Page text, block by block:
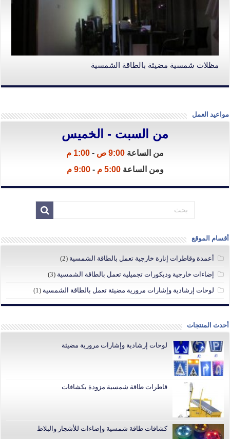
مظلات شمسية مضيئة بالطاقة الشمسية
مواعيد العمل
من السبت - الخميس
من الساعة 9:00 ص - 1:00 م
ومن الساعة5:00 م -9:00 م
أقسام الموقع
أعمدة وقاطرات إنارة خارجية تعمل بالطاقة الشمسية (2)
إضاءات خارجية وديكورات تجميلية تعمل بالطاقة الشمسية (3)
لوحات إرشادية وإشارات مرورية مضيئة تعمل بالطاقة الشمسية (1)
أحدث المنتجات
لوحات إرشادية وإشارات مرورية مضيئة
قاطرات طاقة شمسية مزودة بكشافات
كشافات طاقة شمسية وإضاءات للأشجار والبلاط